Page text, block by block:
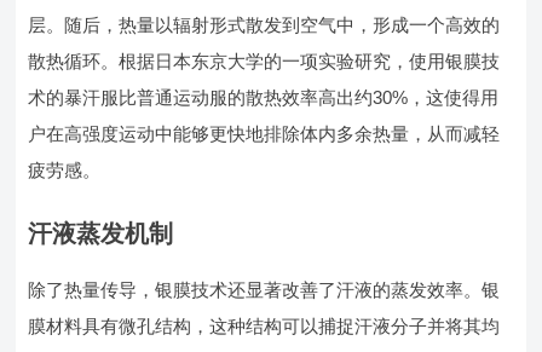
层。随后，热量以辐射形式散发到空气中，形成一个高效的
散热循环。根据日本东京大学的一项实验研究，使用银膜技
术的暴汗服比普通运动服的散热效率高出约30%，这使得用
户在高强度运动中能够更快地排除体内多余热量，从而减轻
疲劳感。
汗液蒸发机制
除了热量传导，银膜技术还显著改善了汗液的蒸发效率。银
膜材料具有微孔结构，这种结构可以捕捉汗液分子并将其均